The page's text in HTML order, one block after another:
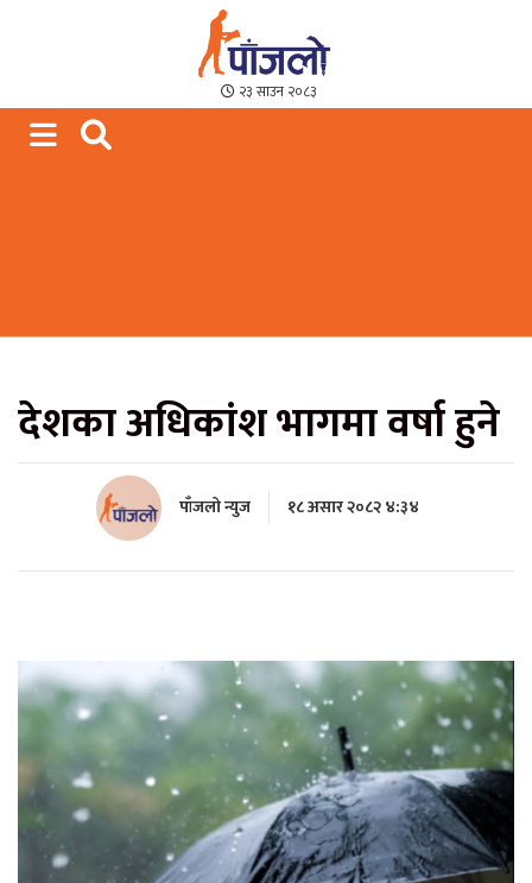
Paajalo News
We are from Far West Nepal
२३ साउन २०८३
देशका अधिकांश भागमा वर्षा हुने
पाँजलो न्युज १८ असार २०८२ ४:३४